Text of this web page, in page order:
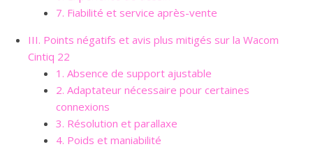
7. Fiabilité et service après-vente
III. Points négatifs et avis plus mitigés sur la Wacom
Cintiq 22
1. Absence de support ajustable
2. Adaptateur nécessaire pour certaines
connexions
3. Résolution et parallaxe
4. Poids et maniabilité